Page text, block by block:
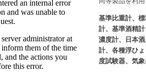
基準比重計、
計、基準酒精
濃度計、日本
計、各種浮ひ
度試験器、気